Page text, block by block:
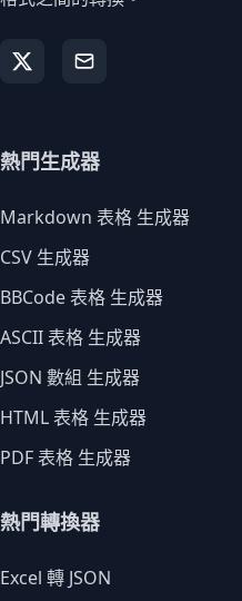
熱門生成器
Markdown 表格 生成器
CSV 生成器
BBCode 表格 生成器
ASCII 表格 生成器
JSON 數組 生成器
HTML 表格 生成器
PDF 表格 生成器
熱門轉換器
Excel 轉 JSON